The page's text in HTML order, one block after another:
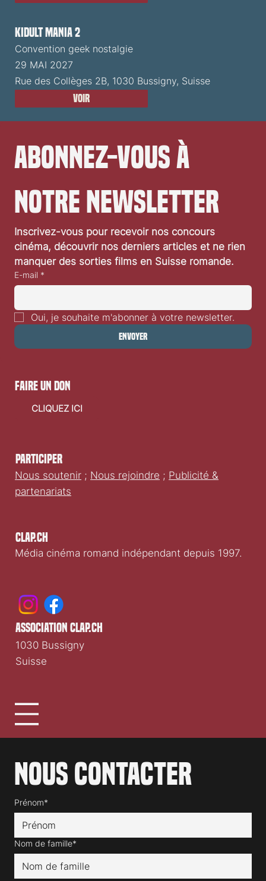
Kidult Mania 2
Convention geek nostalgie
29 MAI 2027
Rue des Collèges 2B, 1030 Bussigny, Suisse
Voir
Abonnez-vous à
notre newsletter
Inscrivez-vous pour recevoir nos concours
cinéma, découvrir nos derniers articles et ne rien
manquer des sorties films en Suisse romande.
E-mail *
Oui, je souhaite m'abonner à votre newsletter.
Envoyer
Clap.ch
Média cinéma romand indépendant depuis 1997.
Participer
Nous soutenir ; Nous rejoindre ; Publicité &
partenariats
Nous contacter
Prénom*
Nom de famille*
faire un don
CLIQUEZ ICI
association clap.ch
1030 Bussigny
Suisse